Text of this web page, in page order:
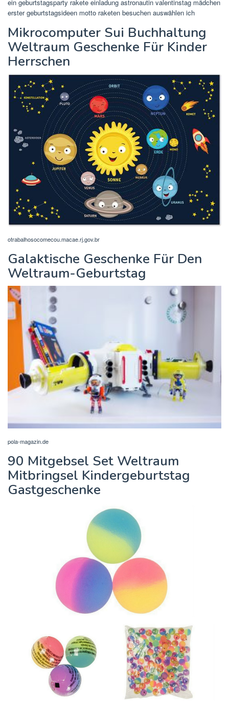
ein geburtstagsparty rakete einladung astronautin valentinstag mädchen
erster geburtstagsideen motto raketen besuchen auswählen ich
Mikrocomputer Sui Buchhaltung
Weltraum Geschenke Für Kinder
Herrschen
otrabalhosocomecou.macae.rj.gov.br
Galaktische Geschenke Für Den
Weltraum-Geburtstag
pola-magazin.de
90 Mitgebsel Set Weltraum
Mitbringsel Kindergeburtstag
Gastgeschenke